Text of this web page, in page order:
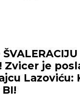
Zvicer je
Lazoviću: